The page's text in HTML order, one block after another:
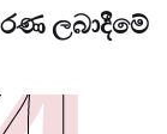
ලබාදීමේ